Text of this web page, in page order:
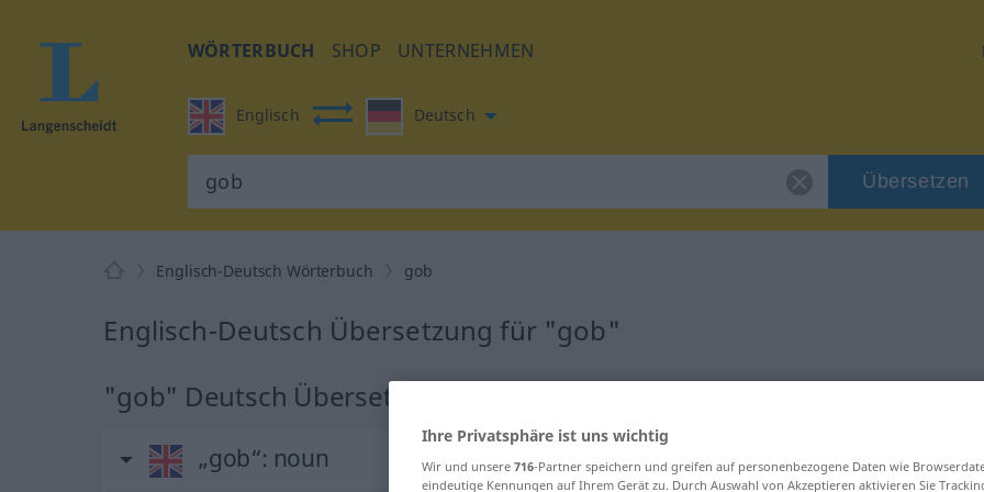
WÖRTERBUCH SHOP UNTERNEHMEN
Englisch Deutsch
Übersetzen
Englisch-Deutsch Wörterbuch gob
Englisch-Deutsch Übersetzung für "gob"
"gob" Deutsch Übersetzung
„gob“: noun
Ihre Privatsphäre ist uns wichtig
Wir und unsere 716-Partner speichern und greifen auf personenbezogene Daten wie
eindeutige Kennungen auf Ihrem Gerät zu. Durch Auswahl von Akzeptieren aktivieren Sie